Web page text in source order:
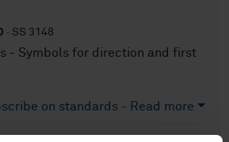
· SS 3148
- Symbols for direction and first
on standards - Read more